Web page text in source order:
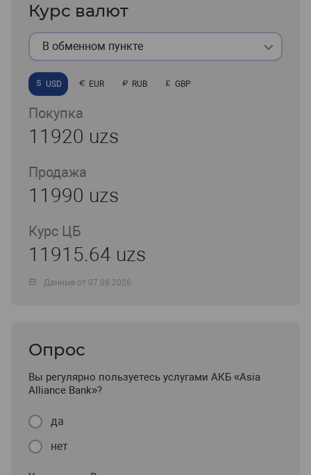
Курс валют
В обменном пункте
USD EUR RUB GBP
Покупка
11920 uzs
Продажа
11990 uzs
Курс ЦБ
11915.64 uzs
Данные от 07.08.2026
Опрос
Вы регулярно пользуетесь услугами АКБ «Asia
Alliance Bank»?
да
нет